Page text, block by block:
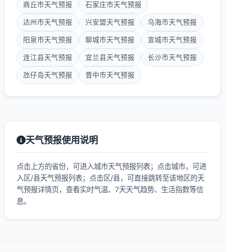
商丘市天气预报 石家庄市天气预报
达州市天气预报 兴安盟天气预报 乌海市天气预报
阳泉市天气预报 聊城市天气预报 宣城市天气预报
连江县天气预报 宜兰县天气预报 长沙市天气预报
氹仔岛天气预报 晋中市天气预报
天气预报使用说明
点击上方的省份，可进入城市天气预报列表；点击城市，可进
入区/县天气预报列表；点击区/县，可直接跳转至该地区的天
气预报详情页，查看实时气温、7天天气趋势、生活指数等信
息。